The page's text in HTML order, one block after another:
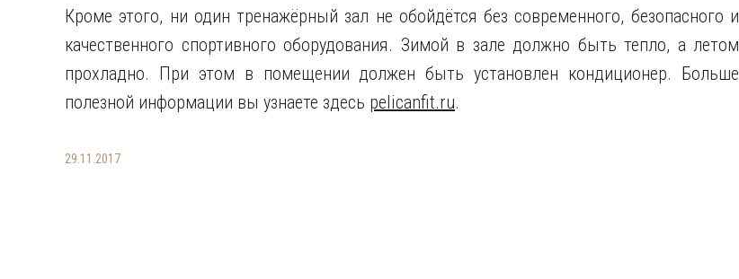
Кроме этого, ни один тренажёрный зал не обойдётся без современного, безопасного и
качественного спортивного оборудования. Зимой в зале должно быть тепло, а летом
прохладно. При этом в помещении должен быть установлен кондиционер. Больше
полезной информации вы узнаете здесь pelicanfit.ru.
29.11.2017